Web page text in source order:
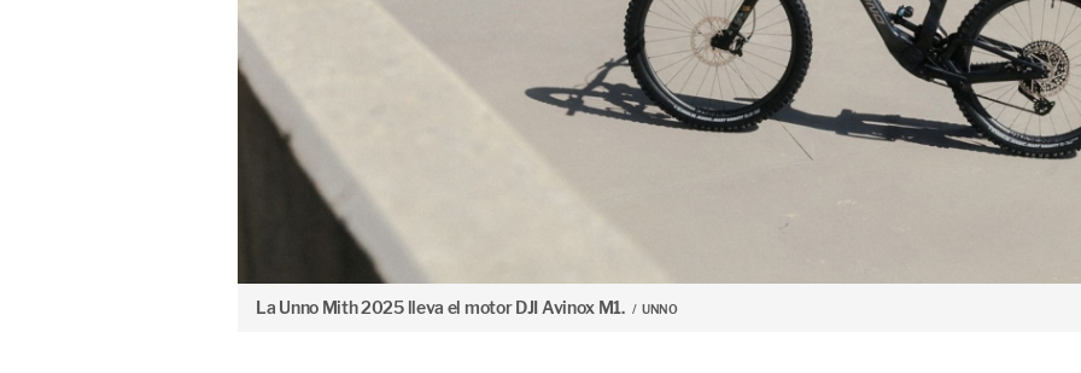
La Unno Mith 2025 lleva el motor DJI Avinox M1. UNNO